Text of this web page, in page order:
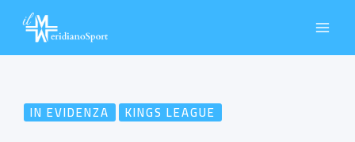
IN EVIDENZA KINGS LEAGUE